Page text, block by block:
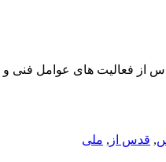
فعالیت های عوامل فنی و
, قدس از , ملی